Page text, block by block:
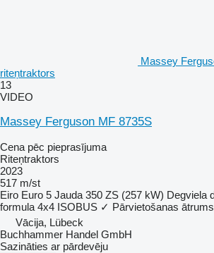
Massey
riteņtraktors
13
VIDEO
Massey Ferguson MF 8735S
Cena pēc pieprasījuma
Riteņtraktors
2023
517 m/st
Eiro Euro 5 Jauda 350 ZS (257 kW) Degviela
formula 4x4 ISOBUS ✓ Pārvietošanas ātrums
Vācija, Lübeck
Buchhammer Handel GmbH
Sazināties ar pārdevēju